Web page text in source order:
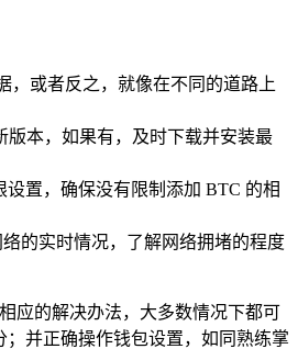
，或者反之，就像在不同的道路上
版本，如果有，及时下载并安装最
置，确保没有限制添加 BTC 的相
的实时情况，了解网络拥堵的程度
应的解决办法，大多数情况下都可
并正确操作钱包设置，如同熟练掌